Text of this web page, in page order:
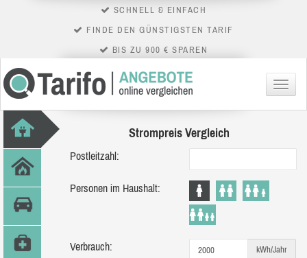
SCHNELL & EINFACH
FINDE DEN GÜNSTIGSTEN TARIF
BIS ZU 900 € SPAREN
Menü
Strompreis Vergleich
Postleitzahl:
Personen im Haushalt:
Verbrauch: kWh/Jahr